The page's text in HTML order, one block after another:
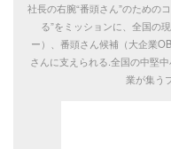
社長の右腕“番頭さん”のための
る”をミッションに、全国の
ー）、番頭さん候補（大企業
さんに支えられる.全国の中堅
業が集う